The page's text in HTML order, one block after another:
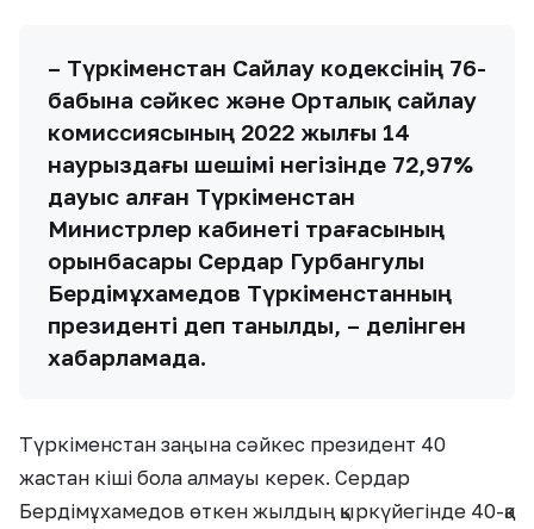
– Түркіменстан Сайлау кодексінің 76-
бабына сәйкес және Орталық сайлау
комиссиясының 2022 жылғы 14
наурыздағы шешімі негізінде 72,97%
дауыс алған Түркіменстан
Министрлер кабинеті төрағасының
орынбасары Сердар Гурбангулы
Бердімұхамедов Түркіменстанның
президенті деп танылды, – делінген
хабарламада.
Түркіменстан заңына сәйкес президент 40
жастан кіші бола алмауы керек. Сердар
Бердімұхамедов өткен жылдың қыркүйегінде 40-қа